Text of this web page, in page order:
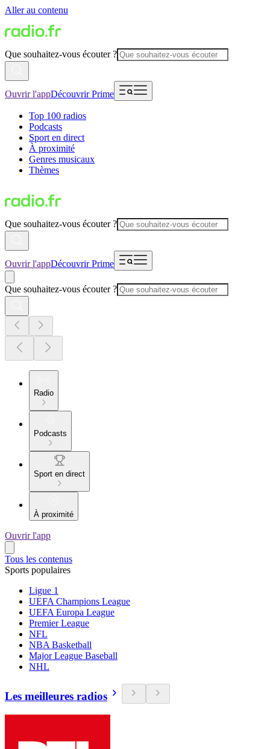
Aller au contenu
Que souhaitez-vous écouter ?
Ouvrir l'appDécouvrir Prime
Top 100 radios
Podcasts
Sport en direct
À proximité
Genres musicaux
Thèmes
Que souhaitez-vous écouter ?
Ouvrir l'appDécouvrir Prime
Que souhaitez-vous écouter ?
Radio
Podcasts
Sport en direct
À proximité
Ouvrir l'app
Tous les contenus
Sports populaires
Ligue 1
UEFA Champions League
UEFA Europa League
Premier League
NFL
NBA Basketball
Major League Baseball
NHL
Les meilleures radios